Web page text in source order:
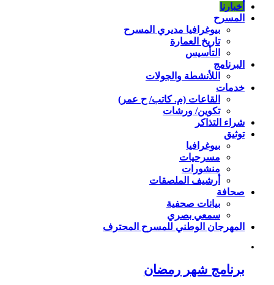
أخبارنا
المسرح
بيوغرافيا مديري المسرح
تاريخ العمارة
التأسيس
البرنامج
اللأنشطة والجولات
خدمات
القاعات (م. كاتب/ ح عمر)
تكوين/ ورشات
شراء التذاكر
توثيق
بيوغرافيا
مسرحيات
منشورات
أرشيف الملصقات
صحافة
بيانات صحفية
سمعي بصري
المهرجان الوطني للمسرح المحترف
برنامج شهر رمضان